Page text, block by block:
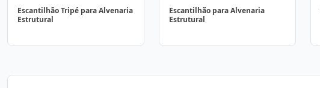
Escantilhão Tripé para Alvenaria
Estrutural
Escantilhão para Alvenaria
Estrutural